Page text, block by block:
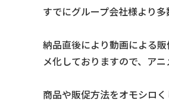
すでにグループ会社様より
納品直後により動画による
メ化しておりますので、ア
商品や販促方法をオモシロ